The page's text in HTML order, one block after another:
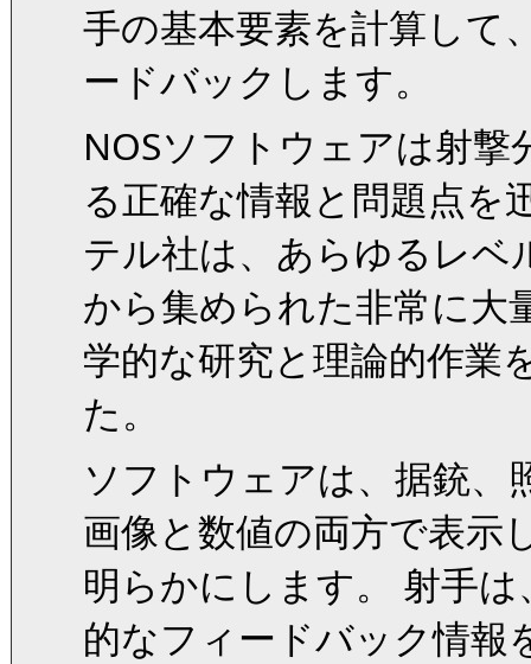
手の基本要素を計算して
ードバックします。
NOSソフトウェアは射
る正確な情報と問題点を
テル社は、あらゆるレベ
から集められた非常に大
学的な研究と理論的作業
た。
ソフトウェアは、据銃
画像と数値の両方で表示
明らかにします。 射手
的なフィードバック情報